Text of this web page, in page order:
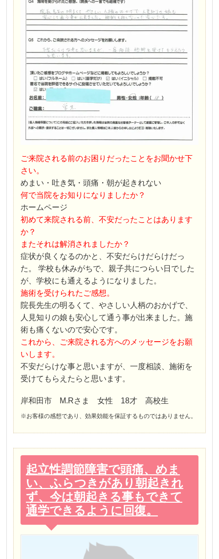
ご来院される前のお困りだったことをお聞かせ下
さい。
めまい・吐き気・頭痛・朝が起きれない
何で当院をお知りになりましたか？
ホームページ
初めて来院される前、不安だったことはあります
か？
またそれは解消されましたか？
症状が良くなるのかと、不安だらけだらけだっ
た。 学校も休みがちで、親子共につらい日でした
が、学校にも通えるようになりました。
施術を受けられたご感想。
院長先生の明るくて、やさしい人柄のおかげで、
人見知りの娘も安心して通う事が出来ました。施
術も痛くないので安心です。
これから、ご来院される方へのメッセージをお願
いします。
不安だらけな事と思いますが、一度相談、施術を
受けてもらえたらと思います。
岸和田市 M.Rさま 女性 18才 高校生
※お客様の感想であり、効果効能を保証するものではありません。
起立性調節障害で頭痛、めま
い、ふらつきがあり朝起きれ
ず、今は朝起きる事もできて
通学できるように回復。